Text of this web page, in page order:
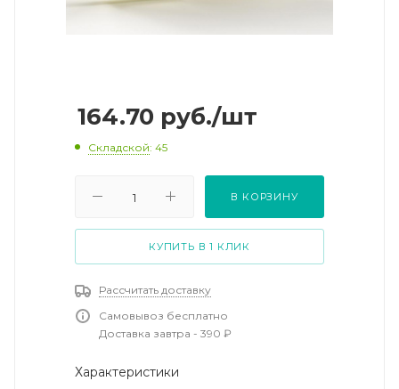
164.70 руб./шт
Складской: 45
В КОРЗИНУ
КУПИТЬ В 1 КЛИК
Рассчитать доставку
Самовывоз бесплатно
Доставка завтра - 390 ₽
Характеристики